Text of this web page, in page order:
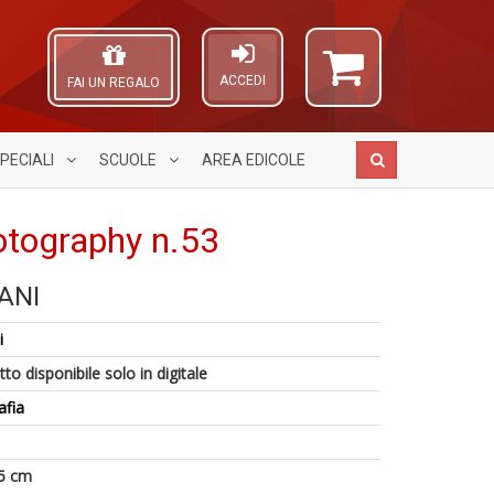
ACCEDI
FAI UN REGALO
SCUOLE AREA EDICOLE
n.53
disponibile solo in digitale
cm